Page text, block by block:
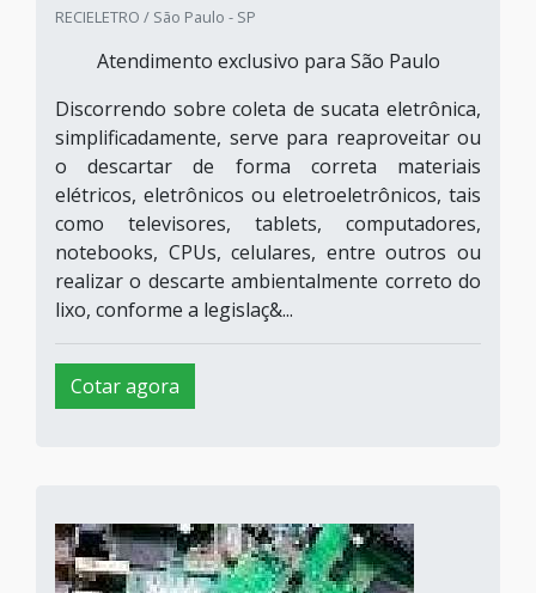
RECIELETRO / São Paulo - SP
Atendimento exclusivo para São Paulo
Discorrendo sobre coleta de sucata eletrônica,
simplificadamente, serve para reaproveitar ou
o descartar de forma correta materiais
elétricos, eletrônicos ou eletroeletrônicos, tais
como televisores, tablets, computadores,
notebooks, CPUs, celulares, entre outros ou
realizar o descarte ambientalmente correto do
lixo, conforme a legislaç&...
Cotar agora